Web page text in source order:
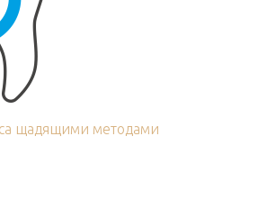
щадящими методами